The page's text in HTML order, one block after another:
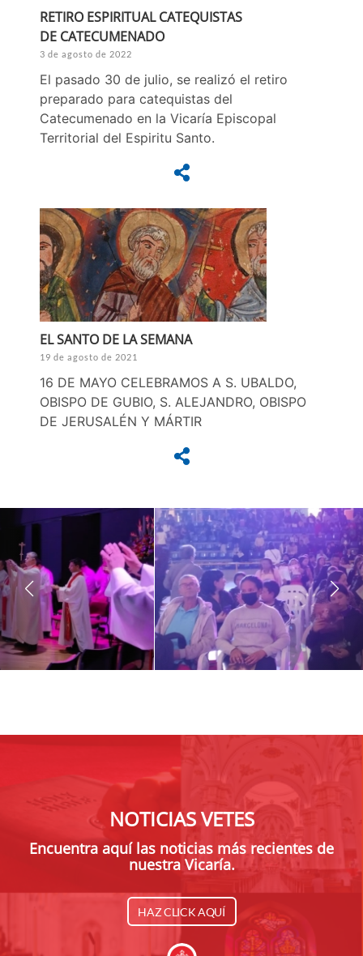
RETIRO ESPIRITUAL CATEQUISTAS
DE CATECUMENADO
3 de agosto de 2022
El pasado 30 de julio, se realizó el retiro
preparado para catequistas del
Catecumenado en la Vicaría Episcopal
Territorial del Espiritu Santo.
EL SANTO DE LA SEMANA
19 de agosto de 2021
16 DE MAYO CELEBRAMOS A S. UBALDO,
OBISPO DE GUBIO, S. ALEJANDRO, OBISPO
DE JERUSALÉN Y MÁRTIR
NOTICIAS VETES
Encuentra aquí las noticias más recientes de
nuestra Vicaría.
HAZ CLICK AQUÍ